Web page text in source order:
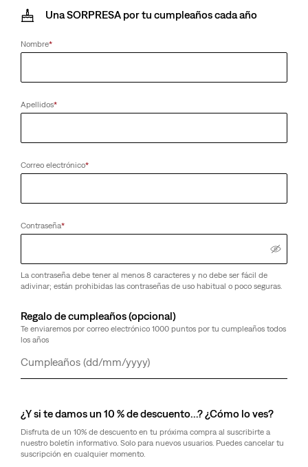
Una SORPRESA por tu cumpleaños cada año
Nombre*
Apellidos*
Correo electrónico*
Contraseña*
La contraseña debe tener al menos 8 caracteres y no debe ser fácil de
adivinar; están prohibidas las contraseñas de uso habitual o poco seguras.
Regalo de cumpleaños (opcional)
Te enviaremos por correo electrónico 1000 puntos por tu cumpleaños todos
los años
Día
Mes
Año
¿Y si te damos un 10 % de descuento…? ¿Cómo lo ves?
Disfruta de un 10% de descuento en tu próxima compra al suscribirte a
nuestro boletín informativo. Solo para nuevos usuarios. Puedes cancelar tu
suscripción en cualquier momento.